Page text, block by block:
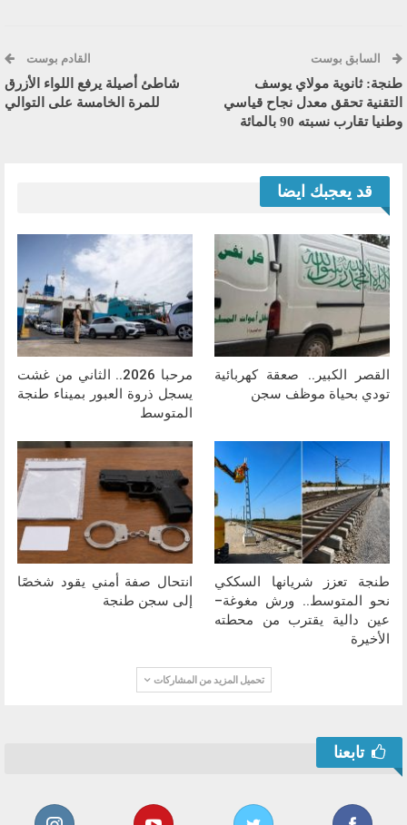
السابق بوست
طنجة: ثانوية مولاي يوسف
التقنية تحقق معدل نجاح قياسي
وطنيا تقارب نسبته 90 بالمائة
القادم بوست
شاطئ أصيلة يرفع اللواء الأزرق
للمرة الخامسة على التوالي
قد يعجبك ايضا
القصر الكبير.. صعقة كهربائية
تودي بحياة موظف سجن
مرحبا 2026.. الثاني من غشت
يسجل ذروة العبور بميناء طنجة
المتوسط
طنجة تعزز شريانها السككي
نحو المتوسط.. ورش مغوغة–
عين دالية يقترب من محطته
الأخيرة
انتحال صفة أمني يقود شخصًا
إلى سجن طنجة
تحميل المزيد من المشاركات
تابعنا